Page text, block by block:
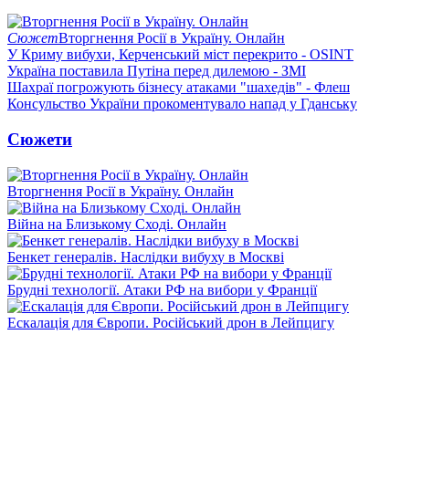
СюжетВторгнення Росії в Україну. Онлайн
У Криму вибухи, Керченський міст перекрито - OSINT
Україна поставила Путіна перед дилемою - ЗМІ
Шахраї погрожують бізнесу атаками "шахедів" - Флеш
Консульство України прокоментувало напад у Гданську
Сюжети
Вторгнення Росії в Україну. Онлайн
Війна на Близькому Сході. Онлайн
Бенкет генералів. Наслідки вибуху в Москві
Брудні технології. Атаки РФ на вибори у Франції
Ескалація для Європи. Російський дрон в Лейпцигу